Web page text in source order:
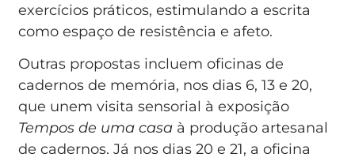
exercícios práticos, estimulando a escrita
como espaço de resistência e afeto.
Outras propostas incluem oficinas de
cadernos de memória, nos dias 6, 13 e 20,
que unem visita sensorial à exposição
Tempos de uma casa à produção artesanal
de cadernos. Já nos dias 20 e 21, a oficina